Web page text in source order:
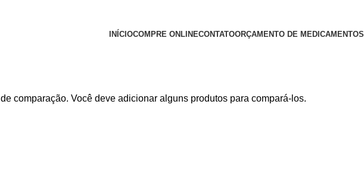
INÍCIOCOMPRE ONLINECONTATOORÇAMENTO DE MEDICAMENTOS
comparação. Você deve adicionar alguns produtos para compará-los.